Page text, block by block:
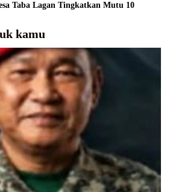
Taba Lagan Tingkatkan Mutu 10
kamu